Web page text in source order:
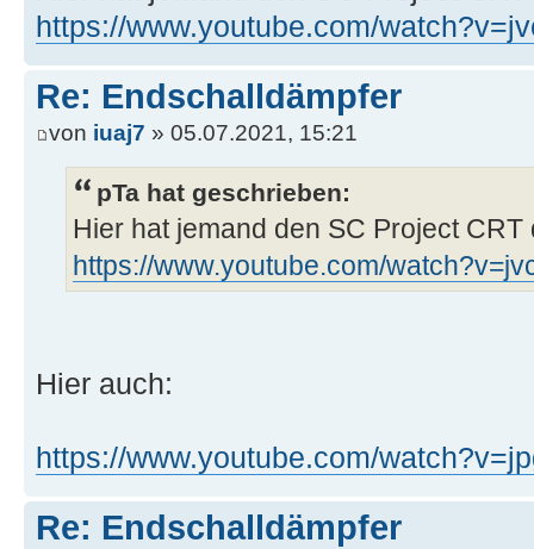
https://www.youtube.com/
Re: Endschalldämpfer
von iuaj7 » 05.07.2021, 15:21
pTa hat geschrieben:
Hier hat jemand den SC Project CRT
https://www.youtube.com/
Hier auch:
https://www.youtube.com/
Re: Endschalldämpfer